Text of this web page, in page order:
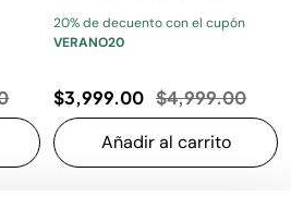
de
a
20% de decuento con el cupón
VERANO20
$3,999.00 Precio
$4,999.00a
Añadir al carrito